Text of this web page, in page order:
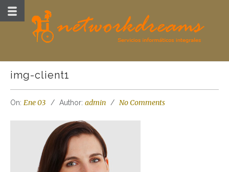
img-client1
On: Ene 03 Author: admin No Comments